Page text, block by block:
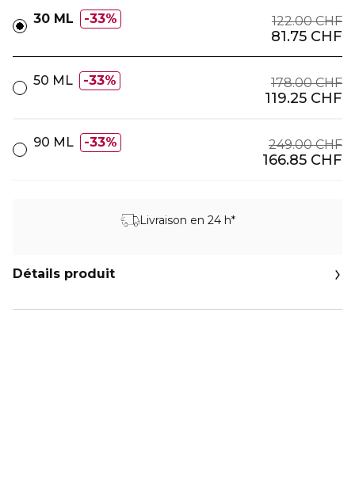
30 ML 33% 122.00 CHF
81.75 CHF
50 ML 33% 178.00 CHF
119.25 CHF
90 ML 33% 249.00 CHF
166.85 CHF
Livraison en 24 h*
Détails produit